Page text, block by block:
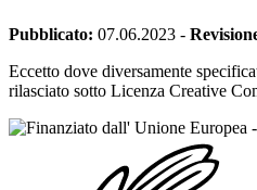
Pubblicato: 07.06.2023 -
Eccetto dove diversamente
rilasciato sotto Licenza Creative